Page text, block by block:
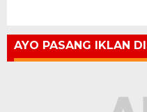
AYO PASANG IKLAN